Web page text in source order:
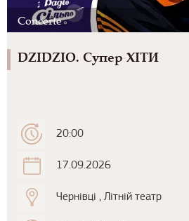
Concerte
DZIDZIO. Супер ХІТИ
20:00
17.09.2026
Чернівці , Літній театр